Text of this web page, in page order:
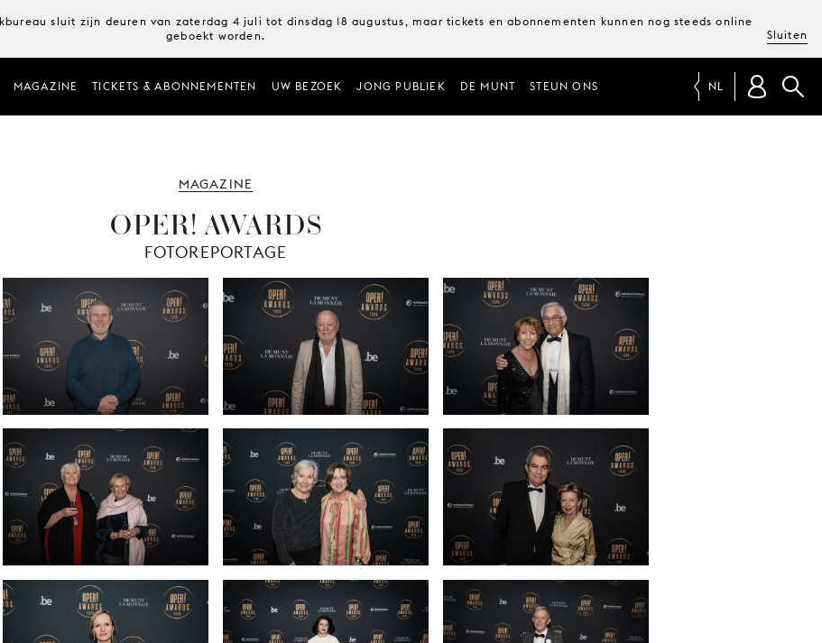
sluit zijn deuren van zaterdag 4 juli tot dinsdag 18 augustus, maar tickets en abonnementen kunnen nog steeds online
geboekt worden.
Sluiten
MAGAZINE TICKETS & ABONNEMENTEN UW BEZOEK JONG PUBLIEK DE MUNT STEUN ONS NL
MAGAZINE
OPER! AWARDS
FOTOREPORTAGE